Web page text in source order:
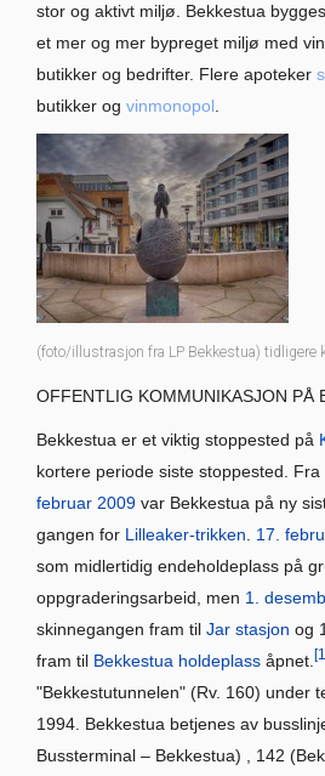
stor og aktivt miljø. Bekkestua
et mer og mer bypreget miljø med
butikker og bedrifter. Flere apoteker
butikker og vinmonopol
(foto/illustrasjon fra LP Bekkestua) tidligere
OFFENTLIG KOMMUNIKASJON PÅ
Bekkestua er et viktig stoppested på
kortere periode siste stoppested. Fra
februar 2009 var Bekkestua på ny
gangen for Lilleaker-trikken 17.
som midlertidig endeholdeplass på
oppgraderingsarbeid, men 1.
skinnegangen fram til Jar stasjon og
fram til Bekkestua holdeplass åpnet.
"Bekkestutunnelen" (Rv. 160) under
1994. Bekkestua betjenes av
Bussterminal – Bekkestua) , 142